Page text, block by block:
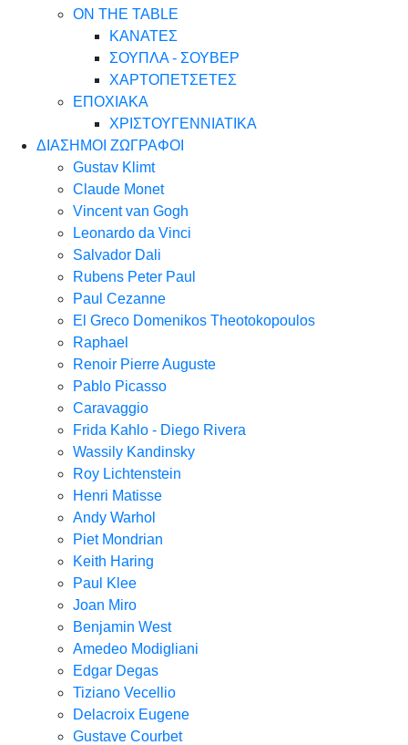
ON THE TABLE
ΚΑΝΑΤΕΣ
ΣΟΥΠΛΑ - ΣΟΥΒΕΡ
ΧΑΡΤΟΠΕΤΣΕΤΕΣ
ΕΠΟΧΙΑΚΑ
ΧΡΙΣΤΟΥΓΕΝΝΙΑΤΙΚΑ
ΔΙΑΣΗΜΟΙ ΖΩΓΡΑΦΟΙ
Gustav Klimt
Claude Monet
Vincent van Gogh
Leonardo da Vinci
Salvador Dali
Rubens Peter Paul
Paul Cezanne
El Greco Domenikos Theotokopoulos
Raphael
Renoir Pierre Auguste
Pablo Picasso
Caravaggio
Frida Kahlo - Diego Rivera
Wassily Kandinsky
Roy Lichtenstein
Henri Matisse
Andy Warhol
Piet Mondrian
Keith Haring
Paul Klee
Joan Miro
Benjamin West
Amedeo Modigliani
Edgar Degas
Tiziano Vecellio
Delacroix Eugene
Gustave Courbet